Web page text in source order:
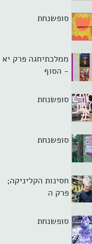
סופשנחת
ממלכתיחגה פרק יא
- הסוף
סופשנחת
סופשנחת
חסינות הקליניקה;
פרק ה
סופשנחת